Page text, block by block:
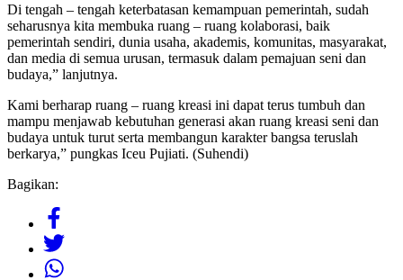
Di tengah – tengah keterbatasan kemampuan pemerintah, sudah
seharusnya kita membuka ruang – ruang kolaborasi, baik
pemerintah sendiri, dunia usaha, akademis, komunitas, masyarakat,
dan media di semua urusan, termasuk dalam pemajuan seni dan
budaya,” lanjutnya.
Kami berharap ruang – ruang kreasi ini dapat terus tumbuh dan
mampu menjawab kebutuhan generasi akan ruang kreasi seni dan
budaya untuk turut serta membangun karakter bangsa teruslah
berkarya,” pungkas Iceu Pujiati. (Suhendi)
Bagikan: